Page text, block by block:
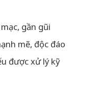
gần gũi
mẽ, độc đáo
được xử lý kỹ